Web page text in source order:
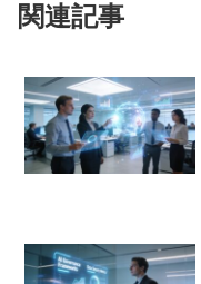
関連記事